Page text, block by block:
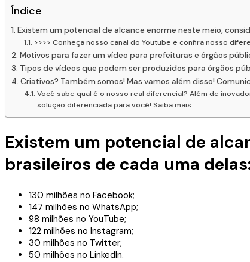
Índice
Existem um potencial de alcance enorme neste meio,
>>>> Conheça nosso canal do Youtube e confira nosso
Motivos para fazer um vídeo para prefeituras e órgãos
Tipos de vídeos que podem ser produzidos para órgãos
Criativos? Também somos! Mas vamos além disso!
Você sabe qual é o nosso real diferencial? Além de
solução diferenciada para você! Saiba mais.
Existem um potencial de
brasileiros de cada uma
130 milhões no Facebook;
147 milhões no WhatsApp;
98 milhões no YouTube;
122 milhões no Instagram;
30 milhões no Twitter;
50 milhões no LinkedIn.